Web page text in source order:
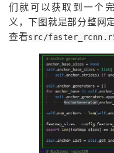
们就可以获取到一个
义，下图就是部分整网
查看src/